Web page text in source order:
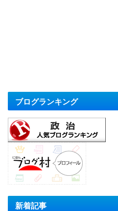
ブログランキング
新着記事